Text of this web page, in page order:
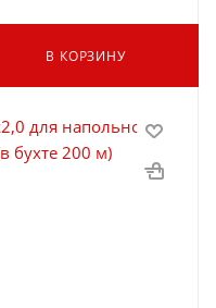
В КОРЗИНУ